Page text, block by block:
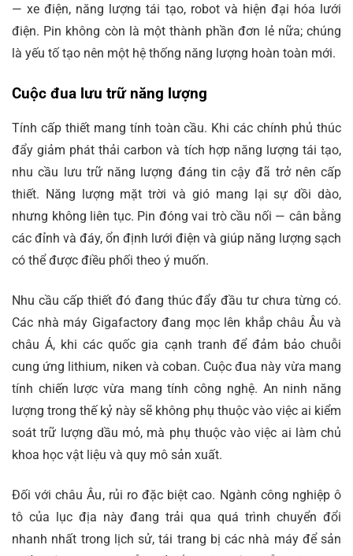
— xe điện, năng lượng tái tạo, robot và hiện đại hóa lưới
điện. Pin không còn là một thành phần đơn lẻ nữa; chúng
là yếu tố tạo nên một hệ thống năng lượng hoàn toàn mới.
Cuộc đua lưu trữ năng lượng
Tính cấp thiết mang tính toàn cầu. Khi các chính phủ thúc
đẩy giảm phát thải carbon và tích hợp năng lượng tái tạo,
nhu cầu lưu trữ năng lượng đáng tin cậy đã trở nên cấp
thiết. Năng lượng mặt trời và gió mang lại sự dồi dào,
nhưng không liên tục. Pin đóng vai trò cầu nối — cân bằng
các đỉnh và đáy, ổn định lưới điện và giúp năng lượng sạch
có thể được điều phối theo ý muốn.
Nhu cầu cấp thiết đó đang thúc đẩy đầu tư chưa từng có.
Các nhà máy Gigafactory đang mọc lên khắp châu Âu và
châu Á, khi các quốc gia cạnh tranh để đảm bảo chuỗi
cung ứng lithium, niken và coban. Cuộc đua này vừa mang
tính chiến lược vừa mang tính công nghệ. An ninh năng
lượng trong thế kỷ này sẽ không phụ thuộc vào việc ai kiểm
soát trữ lượng dầu mỏ, mà phụ thuộc vào việc ai làm chủ
khoa học vật liệu và quy mô sản xuất.
Đối với châu Âu, rủi ro đặc biệt cao. Ngành công nghiệp ô
tô của lục địa này đang trải qua quá trình chuyển đổi
nhanh nhất trong lịch sử, tái trang bị các nhà máy để sản